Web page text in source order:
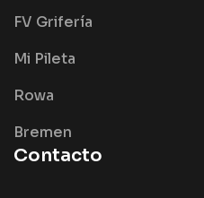
FV Grifería
Mi Pileta
Rowa
Bremen
Contacto